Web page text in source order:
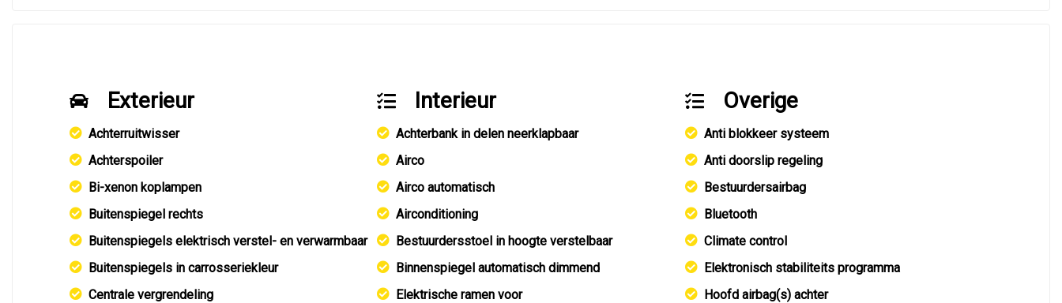
Exterieur
Achterruitwisser
Achterspoiler
Bi-xenon koplampen
Buitenspiegel rechts
Buitenspiegels elektrisch verstel- en verwarmbaar
Buitenspiegels in carrosseriekleur
Centrale vergrendeling
Interieur
Achterbank in delen neerklapbaar
Airco
Airco automatisch
Airconditioning
Bestuurdersstoel in hoogte verstelbaar
Binnenspiegel automatisch dimmend
Elektrische ramen voor
Overige
Anti blokkeer systeem
Anti doorslip regeling
Bestuurdersairbag
Bluetooth
Climate control
Elektronisch stabiliteits programma
Hoofd airbag(s) achter